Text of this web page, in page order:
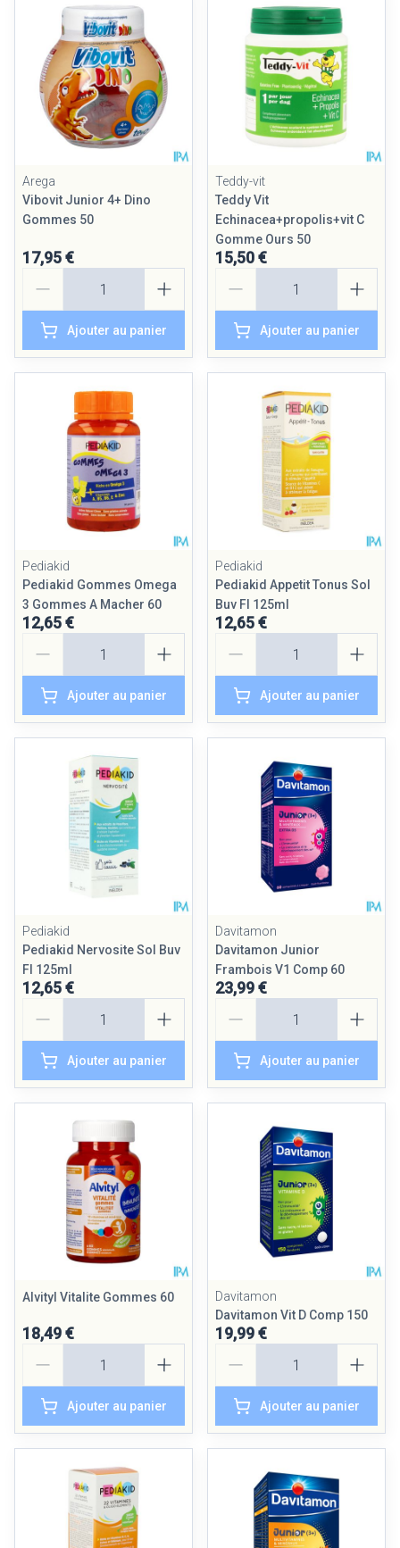
Arega
Vibovit Junior 4+ Dino
Gommes 50
17,95 €
Ajouter au panier
Teddy-vit
Teddy Vit
Echinacea+propolis+vit C
Gomme Ours 50
15,50 €
Ajouter au panier
Pediakid
Pediakid Gommes Omega
3 Gommes A Macher 60
12,65 €
Ajouter au panier
Pediakid
Pediakid Appetit Tonus Sol
Buv Fl 125ml
12,65 €
Ajouter au panier
Pediakid
Pediakid Nervosite Sol Buv
Fl 125ml
12,65 €
Ajouter au panier
Davitamon
Davitamon Junior
Frambois V1 Comp 60
23,99 €
Ajouter au panier
Alvityl Vitalite Gommes 60
18,49 €
Ajouter au panier
Davitamon
Davitamon Vit D Comp 150
19,99 €
Ajouter au panier